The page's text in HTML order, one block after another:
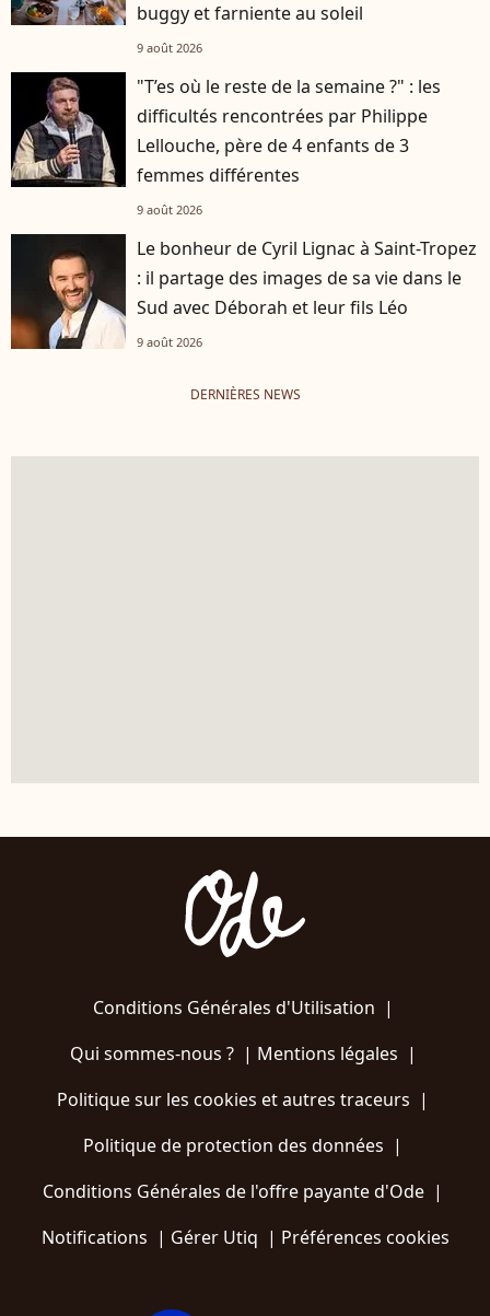
buggy et farniente au soleil
9 août 2026
"T’es où le reste de la semaine ?" : les
difficultés rencontrées par Philippe
Lellouche, père de 4 enfants de 3
femmes différentes
9 août 2026
Le bonheur de Cyril Lignac à Saint-Tropez
: il partage des images de sa vie dans le
Sud avec Déborah et leur fils Léo
9 août 2026
DERNIÈRES NEWS
Conditions Générales d'Utilisation |
Qui sommes-nous ?| Mentions légales |
Politique sur les cookies et autres traceurs |
Politique de protection des données |
Conditions Générales de l'offre payante d'Ode |
Notifications | Gérer Utiq | Préférences cookies